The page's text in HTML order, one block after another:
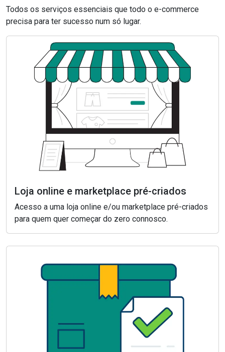
Todos os serviços essenciais que todo o e-commerce
precisa para ter sucesso num só lugar.
Loja online e marketplace pré-criados
Acesso a uma loja online e/ou marketplace pré-criados
para quem quer começar do zero connosco.